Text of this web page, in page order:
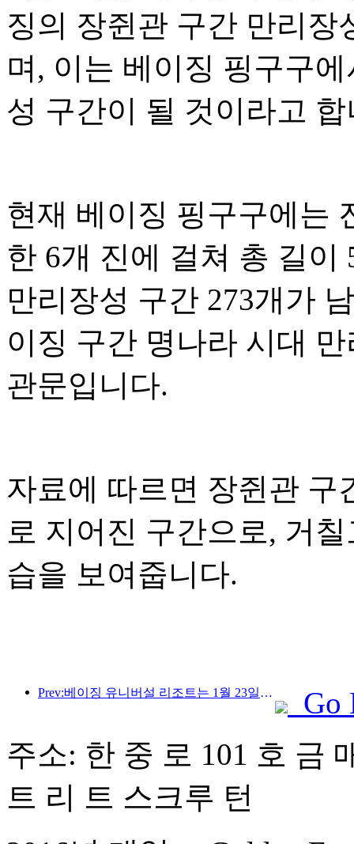
징의 장쥔관 구간 만리장
며, 이는 베이징 핑구구
성 구간이 될 것이라고
현재 베이징 핑구구에는
한 6개 진에 걸쳐 총 길이
만리장성 구간 273개가
이징 구간 명나라 시대
관문입니다.
자료에 따르면 장쥔관 구
로 지어진 구간으로, 거
습을 보여줍니다.
Prev:베이징 유니버설 리조트는 1월 23일부터 40일간 유니버설 중국 설날 이벤트를 개최합니다.
Go
주소: 한 중 로 101 호 금
트 리 트 스크루 턴